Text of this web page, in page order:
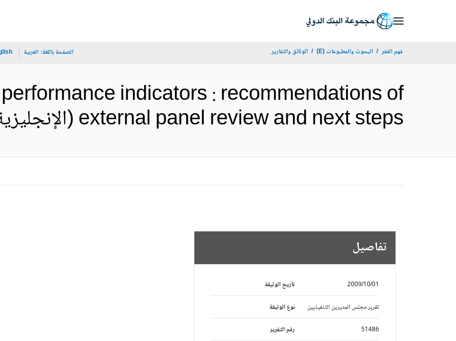
فهم الفقر البحوث والمطبوعات (E) الوثائق والتقارير الصفحة باللغة: العربية
indicators : recommendations of
external panel review and next steps (الإنجليزية)
تفاصيل
تاريخ الوثيقة 2009/10/01
نوع الوثيقة تقرير مجلس المديرين التنفيذيين
رقم التقرير 51486